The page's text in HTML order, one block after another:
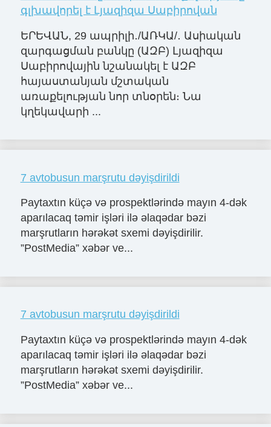
գլխավորել է Լյազիզա Սաբիրովան
ԵՐԵՎԱՆ, 29 ապրիլի․/ԱՌԿԱ/․ Ասիական
զարգացման բանկը (ԱԶԲ) Լյազիզա
Սաբիրովային նշանակել է ԱԶԲ
հայաստանյան մշտական
առաքելության նոր տնօրեն։ Նա
կղեկավարի ...
7 avtobusun marşrutu dəyişdirildi
Paytaxtın küçə və prospektlərində mayın 4-dək
aparılacaq təmir işləri ilə əlaqədar bəzi
marşrutların hərəkət sxemi dəyişdirilir.
”PostMedia” xəbər ve...
7 avtobusun marşrutu dəyişdirildi
Paytaxtın küçə və prospektlərində mayın 4-dək
aparılacaq təmir işləri ilə əlaqədar bəzi
marşrutların hərəkət sxemi dəyişdirilir.
”PostMedia” xəbər ve...